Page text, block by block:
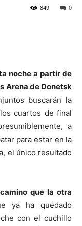
0
849
noche a partir de
Arena de Donetsk
buscarán la
cuartos de final
a
para estar en la
el único resultado
que la otra
ya ha quedado
con el cuchillo